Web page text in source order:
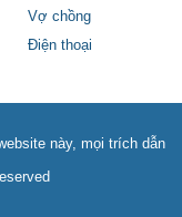
Vợ chồng
Điện thoại
này, mọi trích dẫn